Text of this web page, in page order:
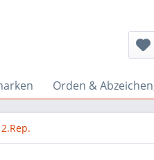
Orden &